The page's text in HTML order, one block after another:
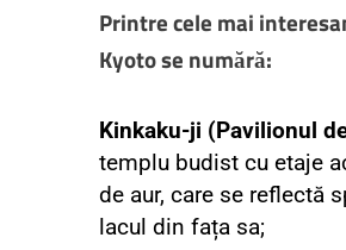
Printre cele mai
Kyotose numără:
Kinkaku-ji (Pavilionul
templu budist cu etaje
de aur, care se reflectă
lacul din fața sa;